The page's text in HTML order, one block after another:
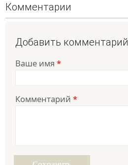
Комментарии
Добавить комментарий
Ваше имя *
Комментарий *